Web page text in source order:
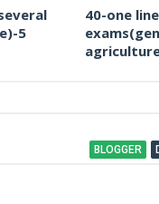
5
40-one
BLOGGER